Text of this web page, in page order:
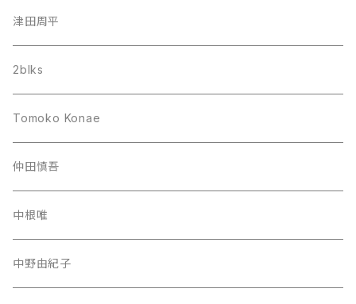
津田周平
2blks
Tomoko Konae
仲田慎吾
中根唯
中野由紀子